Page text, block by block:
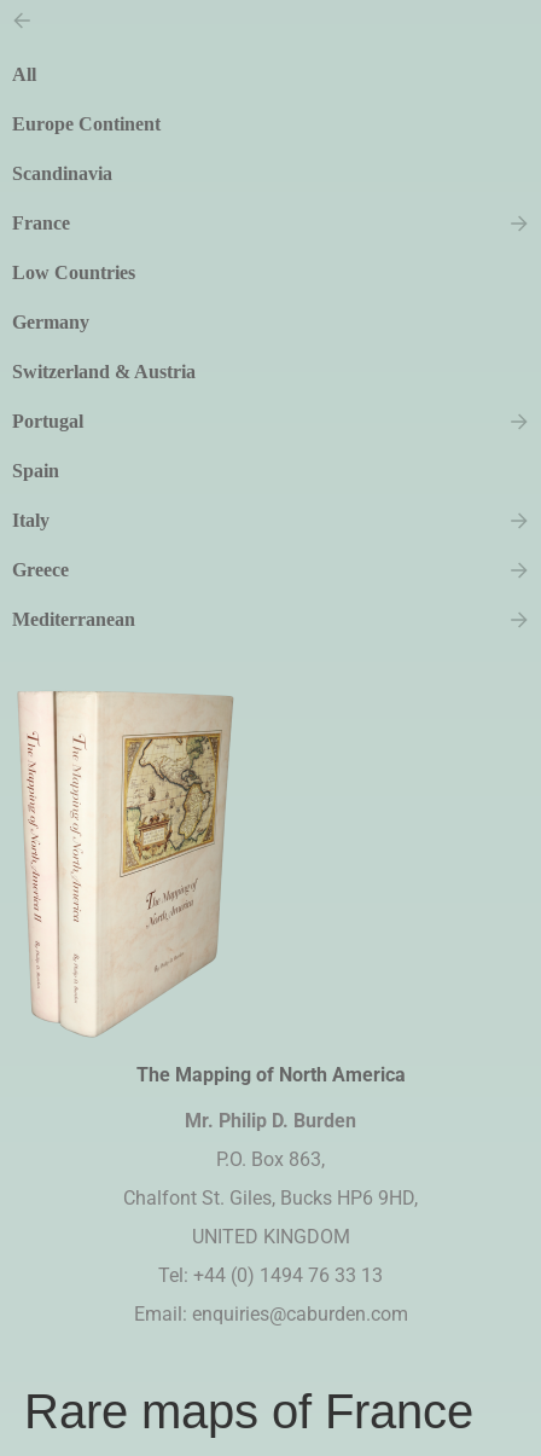
All
Europe Continent
Scandinavia
France
Low Countries
Germany
Switzerland & Austria
Portugal
Spain
Italy
Greece
Mediterranean
The Mapping of North America
Mr. Philip D. Burden​
P.O. Box 863,
Chalfont St. Giles, Bucks HP6 9HD,
UNITED KINGDOM
Tel: +44 (0) 1494 76 33 13
Email: enquiries@caburden.com
Rare maps of France